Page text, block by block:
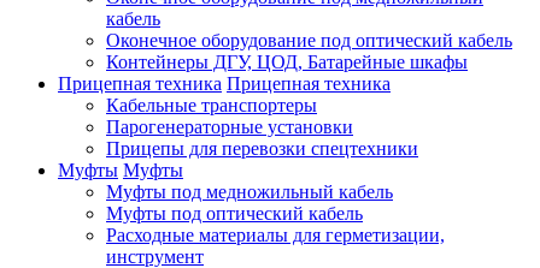
кабель
Оконечное оборудование под оптический кабель
Контейнеры ДГУ, ЦОД, Батарейные шкафы
Прицепная техника Прицепная техника
Кабельные транспортеры
Парогенераторные установки
Прицепы для перевозки спецтехники
Муфты Муфты
Муфты под медножильный кабель
Муфты под оптический кабель
Расходные материалы для герметизации,
инструмент